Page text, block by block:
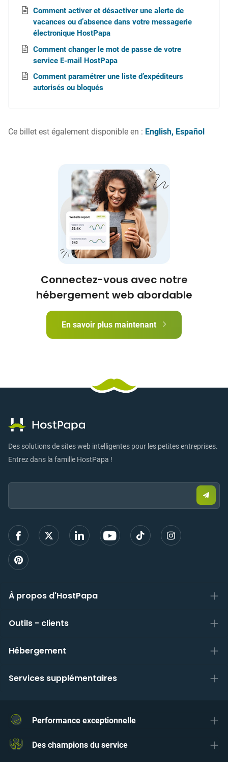
Comment activer et désactiver une alerte de
vacances ou d’absence dans votre messagerie
électronique HostPapa
Comment changer le mot de passe de votre
service E-mail HostPapa
Comment paramétrer une liste d’expéditeurs
autorisés ou bloqués
Ce billet est également disponible en : English Español
Connectez-vous avec notre
hébergement web abordable
En savoir plus maintenant
Des solutions de sites web intelligentes pour les petites entreprises.
Entrez dans la famille HostPapa !
Email:
un
mail
À propos d'HostPapa
Outils - clients
Hébergement
Services supplémentaires
Performance exceptionnelle
Des champions du service